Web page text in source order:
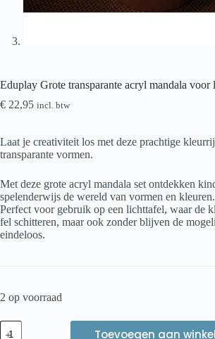
Eduplay Grote transparante acryl mandala voor
€ 22,95 incl. btw
Laat je creativiteit los met deze prachtige
transparante vormen.
Met deze grote acryl mandala set ontdekken
spelenderwijs de wereld van vormen en kleuren.
Perfect voor gebruik op een lichttafel, waar de
fel schitteren, maar ook zonder blijven de
eindeloos.
2 op voorraad
Eduplay
Toevoegen aan